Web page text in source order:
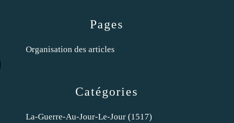
Catégories
La-Guerre-Au-Jour-Le-Jour (1517)
Pages
Organisation des articles